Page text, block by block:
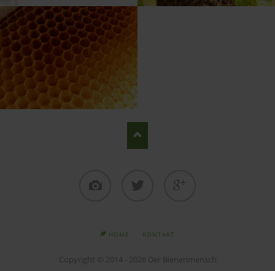
NAVIGATION
HOME KONTAKT
Copyright © 2014 - 2026 Der Bienenmensch